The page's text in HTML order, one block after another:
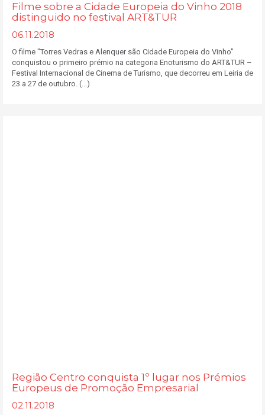
Filme sobre a Cidade Europeia do Vinho 2018
distinguido no festival ART&TUR
06.11.2018
O filme "Torres Vedras e Alenquer são Cidade Europeia do Vinho"
conquistou o primeiro prémio na categoria Enoturismo do ART&TUR –
Festival Internacional de Cinema de Turismo, que decorreu em Leiria de
23 a 27 de outubro. (...)
Região Centro conquista 1º lugar nos Prémios
Europeus de Promoção Empresarial
02.11.2018